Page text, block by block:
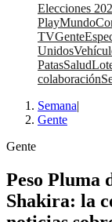
Elecciones
PlayMundo
TVGente
Unidos
PatasSalud
colaboración
Semana|
Gente
Gente
Peso Pluma
Shakira: la